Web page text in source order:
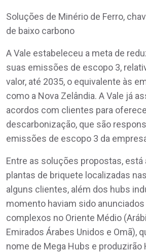
Soluções de Minério de Ferro,
de baixo carbono
A Vale estabeleceu a meta de
suas emissões de escopo 3,
valor, até 2035, o equivalente às
como a Nova Zelândia. A Vale já
acordos com clientes para
descarbonização, que são
emissões de escopo 3 da
Entre as soluções propostas, está
plantas de briquete localizadas
alguns clientes, além dos hubs
momento haviam sido
complexos no Oriente Médio
Emirados Árabes Unidos e Omã),
nome de Mega Hubs e produzirão